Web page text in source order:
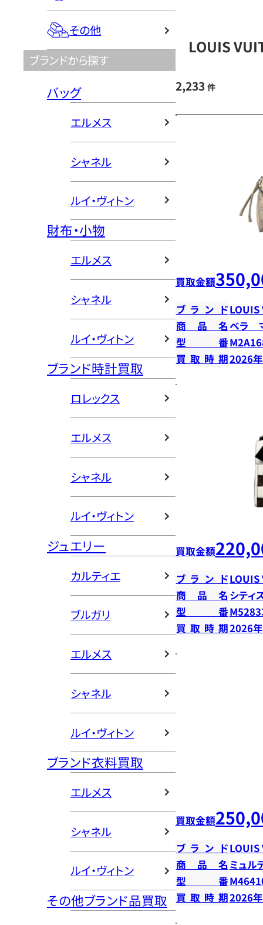
その他
ブランドから探す
バッグ
エルメス
シャネル
ルイ・ヴィトン
財布・小物
エルメス
シャネル
ルイ・ヴィトン
ブランド時計買取
ロレックス
エルメス
シャネル
ルイ・ヴィトン
ジュエリー
カルティエ
ブルガリ
エルメス
シャネル
ルイ・ヴィトン
ブランド衣料買取
エルメス
シャネル
ルイ・ヴィトン
その他ブランド品買取
LOUIS
2,233 件
買取金額
ブランドLOUIS
商品名ベラ
型番
買取時期2026
買取金額
ブランドLOUIS
商品名 シティ
型番
買取時期2026
買取金額
ブランドLOUIS
商品名 ミュル
型番
買取時期2026